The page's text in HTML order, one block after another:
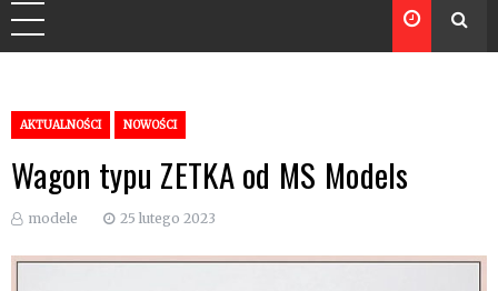
AKTUALNOŚCI NOWOŚCI
Wagon typu ZETKA od MS Models
modele 25 lutego 2023